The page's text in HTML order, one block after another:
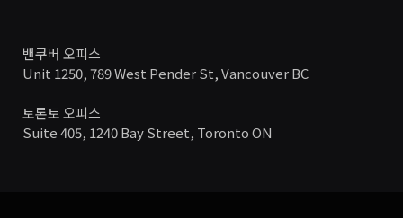
밴쿠버 오피스
Unit 1250, 789 West Pender St, Vancouver BC
토론토 오피스
Suite 405, 1240 Bay Street, Toronto ON